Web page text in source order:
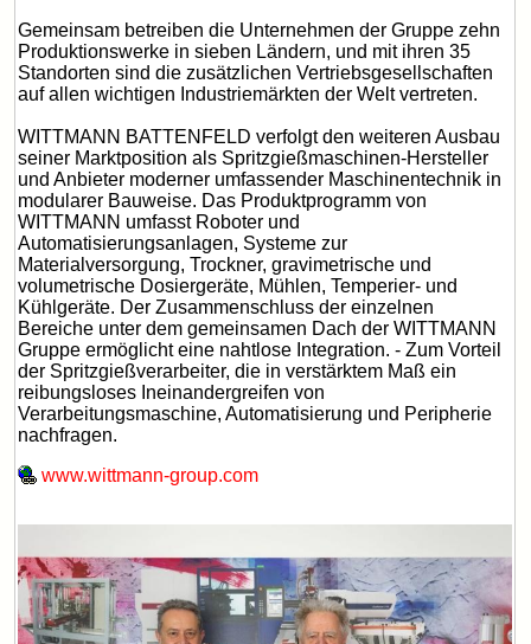
Gemeinsam betreiben die Unternehmen der Gruppe zehn
Produktionswerke in sieben Ländern, und mit ihren 35
Standorten sind die zusätzlichen Vertriebsgesellschaften
auf allen wichtigen Industriemärkten der Welt vertreten.
WITTMANN BATTENFELD verfolgt den weiteren Ausbau
seiner Marktposition als Spritzgießmaschinen-Hersteller
und Anbieter moderner umfassender Maschinentechnik in
modularer Bauweise. Das Produktprogramm von
WITTMANN umfasst Roboter und
Automatisierungsanlagen, Systeme zur
Materialversorgung, Trockner, gravimetrische und
volumetrische Dosiergeräte, Mühlen, Temperier- und
Kühlgeräte. Der Zusammenschluss der einzelnen
Bereiche unter dem gemeinsamen Dach der WITTMANN
Gruppe ermöglicht eine nahtlose Integration. - Zum Vorteil
der Spritzgießverarbeiter, die in verstärktem Maß ein
reibungsloses Ineinandergreifen von
Verarbeitungsmaschine, Automatisierung und Peripherie
nachfragen.
www.wittmann-group.com